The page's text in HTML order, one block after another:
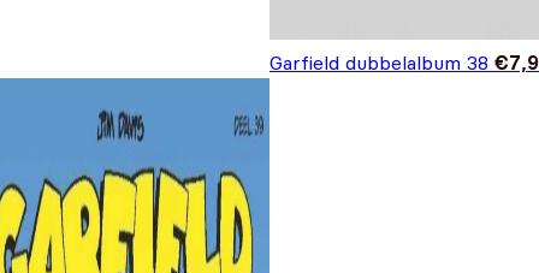
Garfield dubbelalbum 38 €